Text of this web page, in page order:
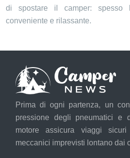
di spostare il camper: spesso
conveniente e rilassante.
Prima di ogni partenza, un
pressione degli pneumatici e
motore assicura viaggi
meccanici imprevisti lontano dai